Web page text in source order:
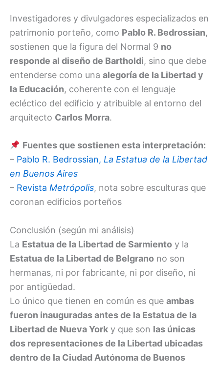
Investigadores y divulgadores especializados en
patrimonio porteño, como Pablo R. Bedrossian,
sostienen que la figura del Normal 9 no
responde al diseño de Bartholdi, sino que debe
entenderse como una alegoría de la Libertad y
la Educación, coherente con el lenguaje
ecléctico del edificio y atribuible al entorno del
arquitecto Carlos Morra.
Fuentes que sostienen esta interpretación:
– Pablo R. Bedrossian, La Estatua de la Libertad
en Buenos Aires
– Revista Metrópolis, nota sobre esculturas que
coronan edificios porteños
Conclusión (según mi análisis)
La Estatua de la Libertad de Sarmiento y la
Estatua de la Libertad de Belgrano no son
hermanas, ni por fabricante, ni por diseño, ni
por antigüedad.
Lo único que tienen en común es que ambas
fueron inauguradas antes de la Estatua de la
Libertad de Nueva York y que son las únicas
dos representaciones de la Libertad ubicadas
dentro de la Ciudad Autónoma de Buenos